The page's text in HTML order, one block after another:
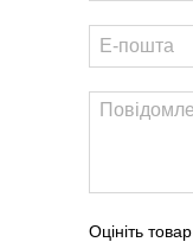
Оцініть товар